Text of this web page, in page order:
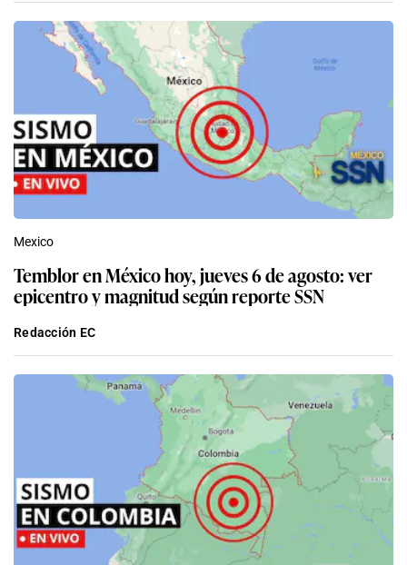
Mexico
Temblor en México hoy, jueves 6 de agosto: ver
epicentro y magnitud según reporte SSN
Redacción EC